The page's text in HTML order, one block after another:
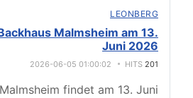
LEONBERG
Malmsheim am 13.
Juni 2026
2026-06-05 01:00:02 HITS 201
findet am 13. Juni